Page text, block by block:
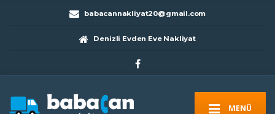
babacannakliyat20@gmail.com
Denizli Evden Eve Nakliyat
MENÜ